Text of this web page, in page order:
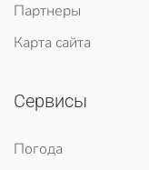
Партнеры
Карта сайта
Сервисы
Погода